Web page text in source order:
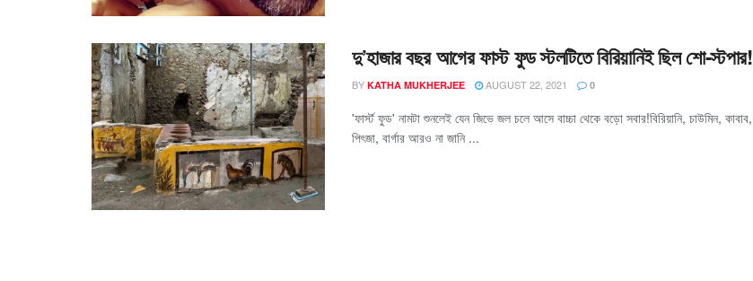
দু’হাজার বছর আগের ফাস্ট ফুড স্টলটিতে বিরিয়ানিই ছিল শো-স্টপার!
BY KATHA MUKHERJEE AUGUST 22, 2021 0
'ফার্স্ট ফুড' নামটা শুনলেই যেন জিভে জল চলে আসে বাচ্চা থেকে বড়ো সবার!বিরিয়ানি, চাউমিন, কাবাব,
পিৎজা, বার্গার আরও না জানি ...